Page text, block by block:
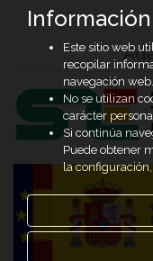
Este sitio web
recopilar
navegación web.
No se utilizan
carácter
Si continúa
Puede obtener
la